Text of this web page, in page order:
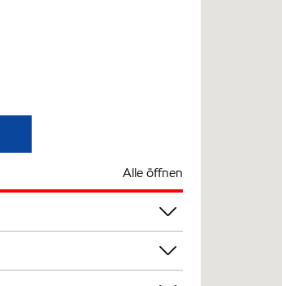
Alle öffnen